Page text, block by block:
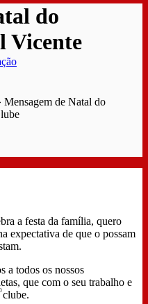
do
Vicente
Mensagem de Natal do
a festa da família, quero
expectativa de que o possam
a todos os nossos
que com o seu trabalho e
clube.